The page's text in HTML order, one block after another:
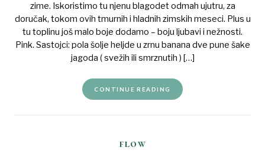
zime. Iskoristimo tu njenu blagodet odmah ujutru, za
doručak, tokom ovih tmurnih i hladnih zimskih meseci. Plus u
tu toplinu još malo boje dodamo – boju ljubavi i nežnosti.
Pink. Sastojci: pola šolje heljde u zrnu banana dve pune šake
jagoda ( svežih ili smrznutih ) […]
CONTINUE READING
flow